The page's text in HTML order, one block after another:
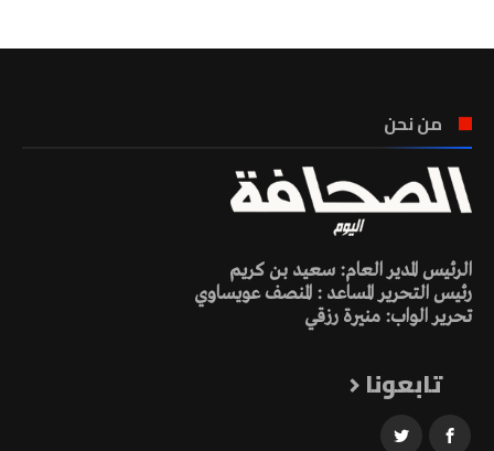
من نحن
الرئيس المدير العام: سعيد بن كريم
رئيس التحرير المساعد : المنصف عويساوي
تحرير الواب: منيرة رزقي
تابعونا